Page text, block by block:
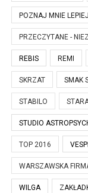
POZNAJ MNIE
PRZECZYTANE -
REBIS REMI
SKRZAT SMAK
STABILO
STUDIO
TOP 2016
WARSZAWSKA
WILGA